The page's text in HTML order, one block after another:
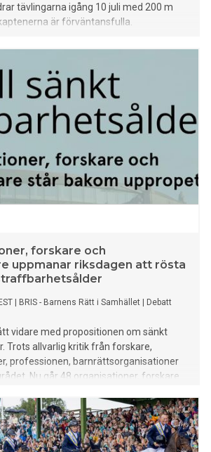
tävlingarna igång 10 juli med 200 m
är förväntansfulla.
forskare och
uppmanar riksdagen att rösta
BRIS - Barnens Rätt i Samhället Debatt
vidare med propositionen om sänkt
Trots allvarlig kritik från forskare,
professionen, barnrättsorganisationer
Nu går 48 organisationer, forskare